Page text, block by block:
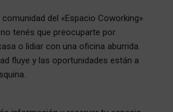
del «Espacio Coworking»
no tenés que preocuparte por
o lidiar con una oficina aburrida.
fluye y las oportunidades están a